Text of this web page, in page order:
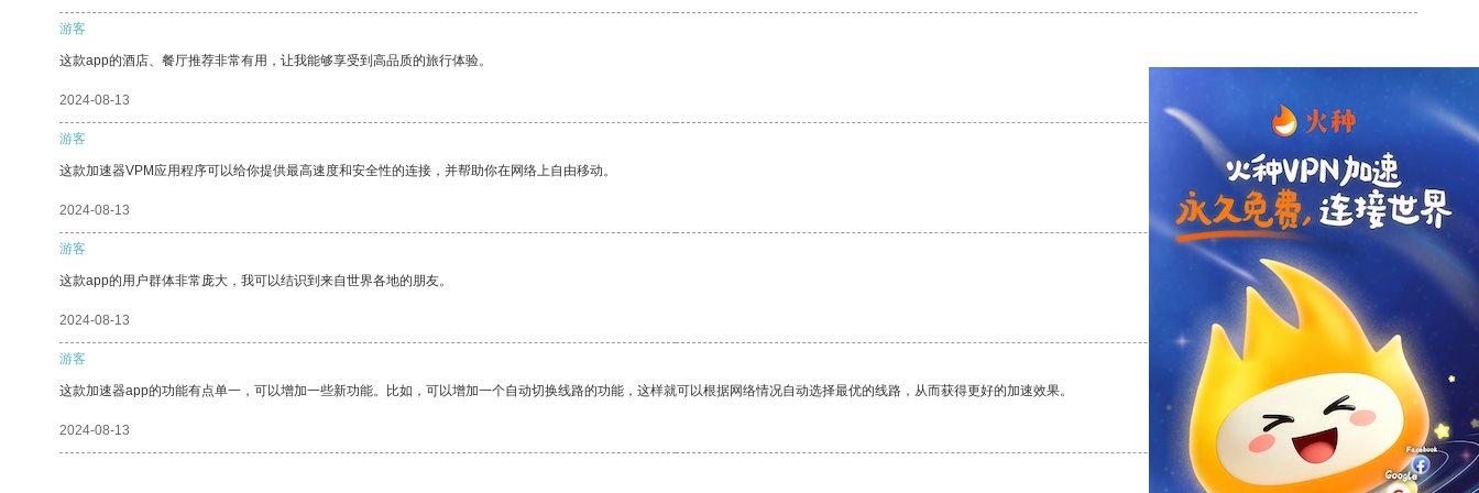
游客
这款app的酒店、餐厅推荐非常有用，让我能够享受到高品质的旅行体验。
2024-08-13
游客
这款加速器VPM应用程序可以给你提供最高速度和安全性的连接，并帮助你在网络上自由移动。
2024-08-13 支持 [0] 反对[0]
游客
这款app的用户群体非常庞大，我可以结识到来自世界各地的朋友。
2024-08-13 支持[0] 反对
游客
这款加速器app的功能有点单一，可以增加一些新功能。比如，可以增加一个自动切换线路的功能，这样就可以根据网络情况自动选择最优的线路，从而获得更好的加速效果。
2024-08-13 支持[0] 反对[0]